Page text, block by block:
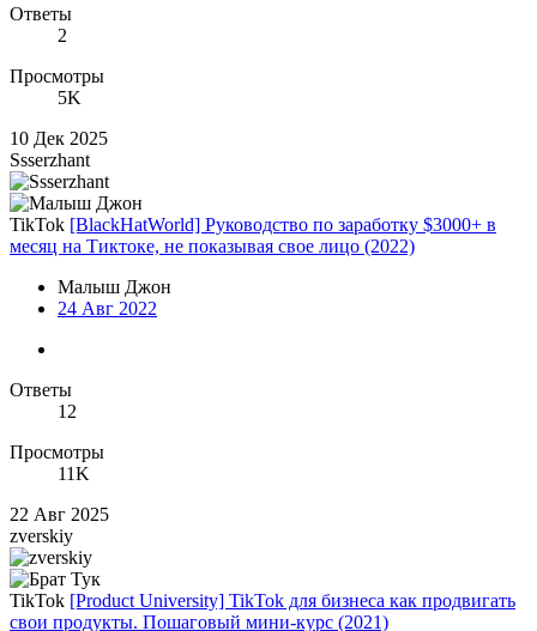
Ответы
2
Просмотры
5K
10 Дек 2025
Ssserzhant
TikTok [BlackHatWorld] Руководство по заработку $3000+ в
месяц на Тиктоке, не показывая свое лицо (2022)
Малыш Джон
24 Авг 2022
Ответы
12
Просмотры
11K
22 Авг 2025
zverskiy
TikTok [Product University] TikTok для бизнеса как продвигать
свои продукты. Пошаговый мини-курс (2021)